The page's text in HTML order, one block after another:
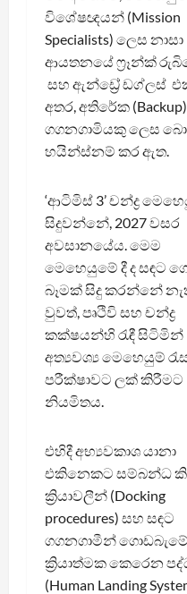
විශේෂඥයන් (Mission
Specialists) ලෙස නාසා
ආයතනයේ ෆ්‍රෑන්ක්
සහ ඇන්ඩ්‍රේ ඩග්ලස්
අතර, අතිරේක (Backup)
ගගනගාමියකු ලෙස
හයින්ස්නම් කර ඇත.
‘ආටිමිස් 3’ චන්ද්‍ර
සිදුවන්නේ, 2027 වසර
අවසානයේය. මෙම
මෙහෙයුමේ දී ද සඳට
බෑමක් සිදු කරන්නේ
වුවත්, පෘථිවි සහ චන්ද්‍ර
කක්ෂයන්හි රැඳී සිටිමින්
අත්‍යවශ්‍ය මෙහෙයුම්
පරීක්ෂාවට ලක් කිරීමට
නියමිතය.
එහිදී අභ්‍යවකාශ යානා
එකිනෙකට සම්බන්ධ
ක්‍රියාවලීන් (Docking
procedures) සහ සඳට
ගගනගාමීන්
ක්‍රියාත්මක කෙරෙන
(Human Landing